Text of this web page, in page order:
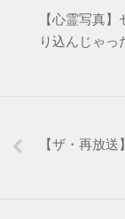
【心霊写真
り込んじゃっ
【ザ・再放